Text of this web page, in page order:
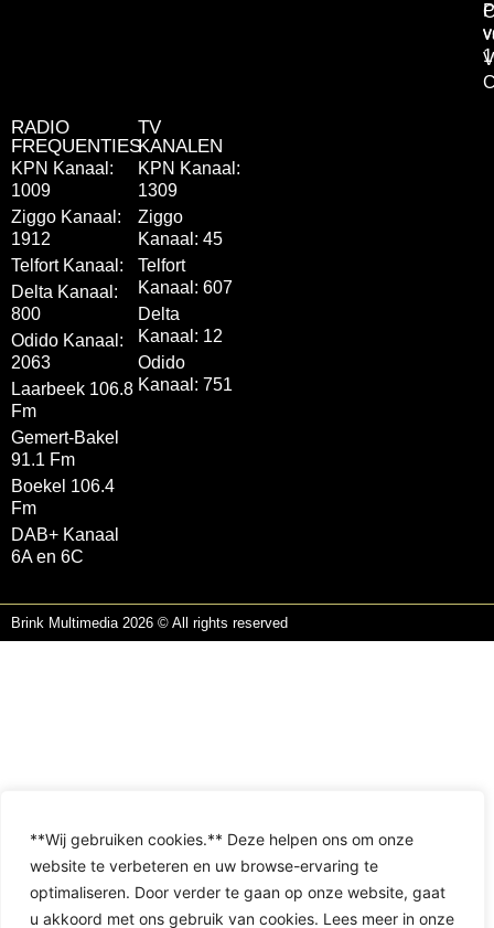
**Wij gebruiken cookies.** Deze helpen ons om onze
website te verbeteren en uw browse-ervaring te
optimaliseren. Door verder te gaan op onze website, gaat
u akkoord met ons gebruik van cookies. Lees meer in onze
RADIO
FREQUENTIES
KPN Kanaal:
1009
Ziggo Kanaal:
1912
Telfort Kanaal:
Delta Kanaal:
800
Odido Kanaal:
2063
Laarbeek 106.8
Fm
Gemert-Bakel
91.1 Fm
Boekel 106.4
Fm
DAB+ Kanaal
6A en 6C
TV
KANALEN
KPN Kanaal:
1309
Ziggo
Kanaal: 45
Telfort
Kanaal: 607
Delta
Kanaal: 12
Odido
Kanaal: 751
Brink Multimedia 2026 © All rights reserved